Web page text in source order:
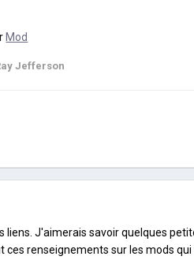
Mod
Jefferson
J'aimerais savoir quelques
ces renseignements sur les mods